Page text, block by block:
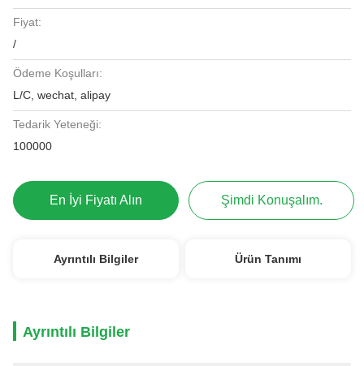
Fiyat:
/
Ödeme Koşulları:
L/C, wechat, alipay
Tedarik Yeteneği:
100000
En İyi Fiyatı Alın Şimdi Konuşalım.
Ayrıntılı Bilgiler Ürün Tanımı
Ayrıntılı Bilgiler